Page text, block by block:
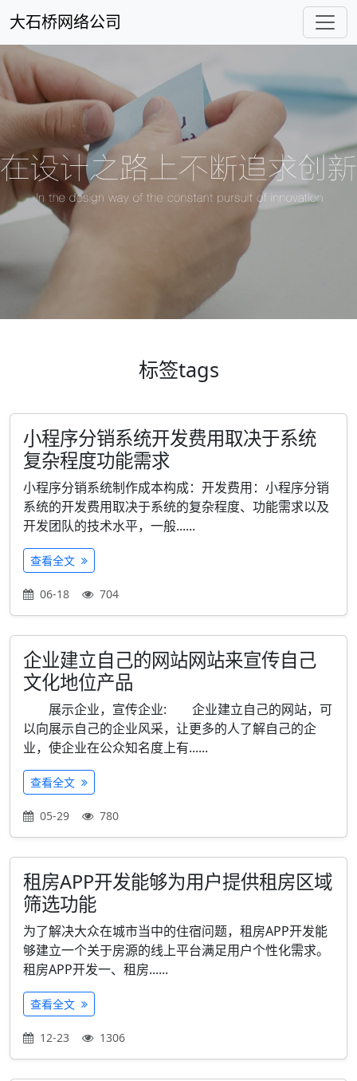
大石桥网络公司
标签tags
小程序分销系统开发费用取决于系统
复杂程度功能需求
小程序分销系统制作成本构成：开发费用：小程序分销
系统的开发费用取决于系统的复杂程度、功能需求以及
开发团队的技术水平，一般......
查看全文
06-18 704
企业建立自己的网站网站来宣传自己
文化地位产品
展示企业，宣传企业: 企业建立自己的网站，可
以向展示自己的企业风采，让更多的人了解自己的企
业，使企业在公众知名度上有......
查看全文
05-29 780
租房APP开发能够为用户提供租房区域
筛选功能
为了解决大众在城市当中的住宿问题，租房APP开发能
够建立一个关于房源的线上平台满足用户个性化需求。
租房APP开发一、租房......
查看全文
12-23 1306